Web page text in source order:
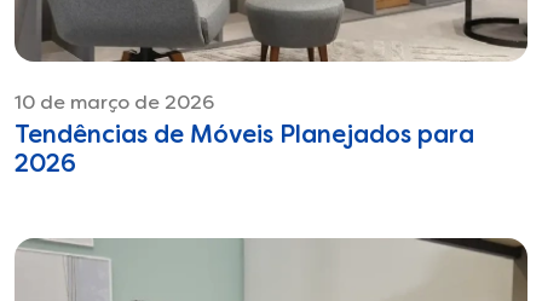
10 de março de 2026
Tendências de Móveis Planejados para
2026